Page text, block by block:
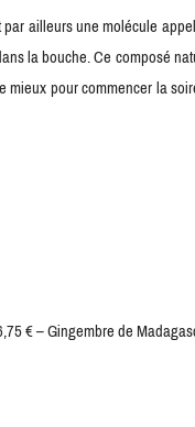
ailleurs une molécule
la bouche. Ce composé
pour commencer la
€ – Gingembre de